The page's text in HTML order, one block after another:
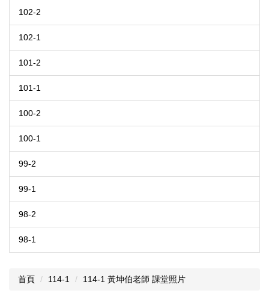
102-2
102-1
101-2
101-1
100-2
100-1
99-2
99-1
98-2
98-1
首頁 114-1 114-1 黃坤伯老師 課堂照片